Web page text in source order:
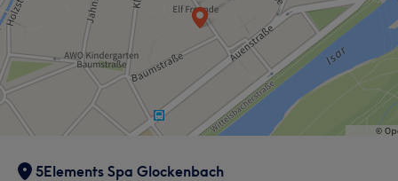
5Elements Spa Glockenbach